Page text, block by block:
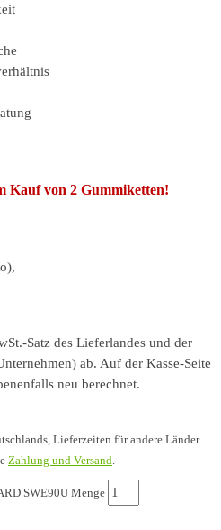
Kauf von 2 Gummiketten!
Satz des Lieferlandes und der
ab. Auf der Kasse-Seite
neu berechnet.
Lieferzeiten für andere Länder
Zahlung und Versand
SWE90U Menge